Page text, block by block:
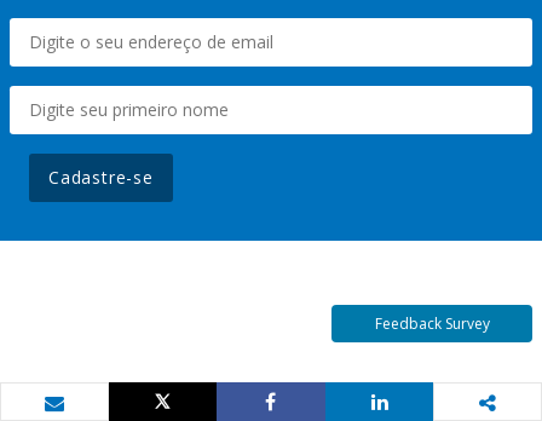
Cadastre-se
Feedback Survey